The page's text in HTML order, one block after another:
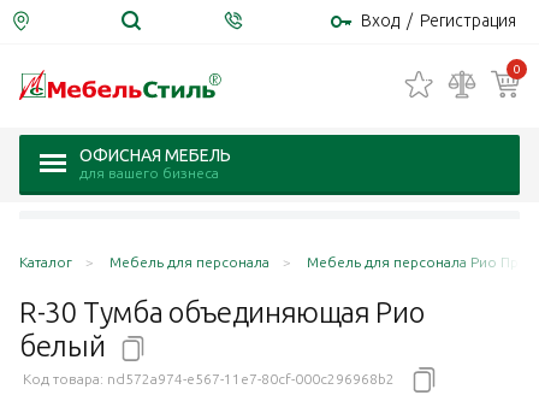
Вход / Регистрация
0
ОФИСНАЯ МЕБЕЛЬ
для вашего бизнеса
Каталог Мебель для персонала Мебель для персонала Рио
R-30 Тумба объединяющая Рио
белый
Код товара: nd572a974-e567-11e7-80cf-000c296968b2